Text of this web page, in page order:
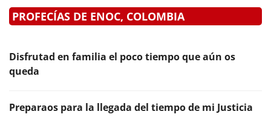
PROFECÍAS DE ENOC, COLOMBIA
Disfrutad en familia el poco tiempo que aún os
queda
Preparaos para la llegada del tiempo de mi Justicia